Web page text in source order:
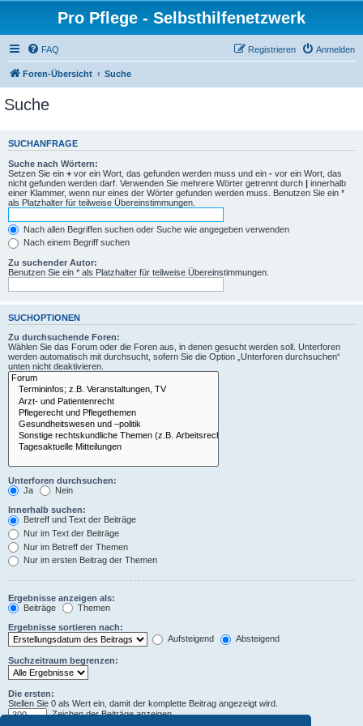
Pro Pflege - Selbsthilfenetzwerk
FAQ Anmelden
Registrieren
Foren-Übersicht Suche
Suche
SUCHANFRAGE
Suche nach Wörtern:
Setzen Sie ein + vor ein Wort, das gefunden werden muss und ein - vor ein Wort, das
nicht gefunden werden darf. Verwenden Sie mehrere Wörter getrennt durch | innerhalb
einer Klammer, wenn nur eines der Wörter gefunden werden muss. Benutzen Sie ein *
als Platzhalter für teilweise Übereinstimmungen.
Nach allen Begriffen suchen oder Suche wie angegeben verwenden
Nach einem Begriff suchen
Zu suchender Autor:
Benutzen Sie ein * als Platzhalter für teilweise Übereinstimmungen.
SUCHOPTIONEN
Zu durchsuchende Foren:
Wählen Sie das Forum oder die Foren aus, in denen gesucht werden soll. Unterforen
werden automatisch mit durchsucht, sofern Sie die Option „Unterforen durchsuchen“
unten nicht deaktivieren.
Unterforen durchsuchen:
Ja
Nein
Innerhalb suchen:
Betreff und Text der Beiträge
Nur im Text der Beiträge
Nur im Betreff der Themen
Nur im ersten Beitrag der Themen
Ergebnisse anzeigen als:
Beiträge
Themen
Ergebnisse sortieren nach:
Aufsteigend
Absteigend
Suchzeitraum begrenzen:
Die ersten:
Stellen Sie 0 als Wert ein, damit der komplette Beitrag angezeigt wird.
Zeichen der Beiträge anzeigen